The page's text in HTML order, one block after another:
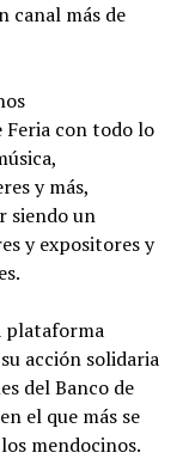
canal más de
con todo lo
y más,
siendo un
y expositores y
plataforma
acción solidaria
del Banco de
el que más se
mendocinos.